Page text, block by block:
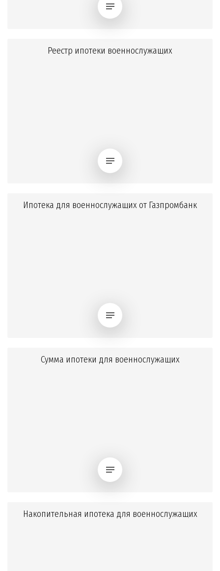
Реестр ипотеки военнослужащих
Ипотека для военнослужащих от Газпромбанк
Сумма ипотеки для военнослужащих
Накопительная ипотека для военнослужащих